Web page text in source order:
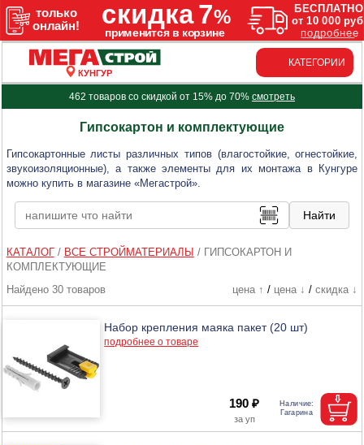
КУНГУР
КАТЕГОРИИ
462 товаров со скидкой от 15% до 70% смотреть
Гипсокартон и комплектующие
Гипсокартонные листы различных типов (влагостойкие, огнестойкие,
звукоизоляционные), а также элементы для их монтажа в Кунгуре
можно купить в магазине «Мегастрой».
КАТАЛОГ/ ВСЕ СТРОЙМАТЕРИАЛЫ / ГИПСОКАРТОН И
КОМПЛЕКТУЮЩИЕ
Найдено 30 товаров
цена ↑ / цена ↓ / скидка ↓
Набор крепления маяка пакет (20 шт)
подробнее о товаре
190 ₽